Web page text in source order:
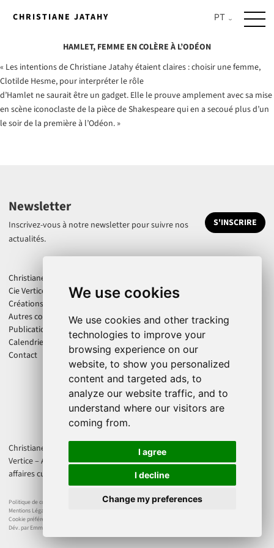
We use cookies
We use cookies and other tracking
technologies to improve your
browsing experience on our
website, to show you personalized
content and targeted ads, to
analyze our website traffic, and to
understand where our visitors are
coming from.
I agree
I decline
Change my preferences
CHRISTIANE JATAHY
HAMLET, FEMME EN COLÈRE À L’ODÉON
« Les intentions de Christiane Jatahy étaient claires : choisir une femme,
Clotilde Hesme, pour interpréter le rôle
d’Hamlet ne saurait être un gadget. Elle le prouve amplement avec sa mise
en scène iconoclaste de la pièce de Shakespeare qui en a secoué plus d’un
le soir de la première à l’Odéon. »
Newsletter
Inscrivez-vous à notre newsletter pour suivre nos
actualités.
S'INSCRIRE
Christiane Jatahy
Cie Vertice
Créations
Autres collaborations
Publications
Calendrier
Contact
Christiane Jatahy est artiste associée au CENTQUATRE-PARIS. La Cie
Vertice – Axis Produtions est soutenue par la Direction régionale des
affaires culturelles d'Île-de-France et le Ministère de la Culture France.
Politique de confidentialité
Mentions Légales
Cookie préférences
Dév. par Emmanuel Dejonghe